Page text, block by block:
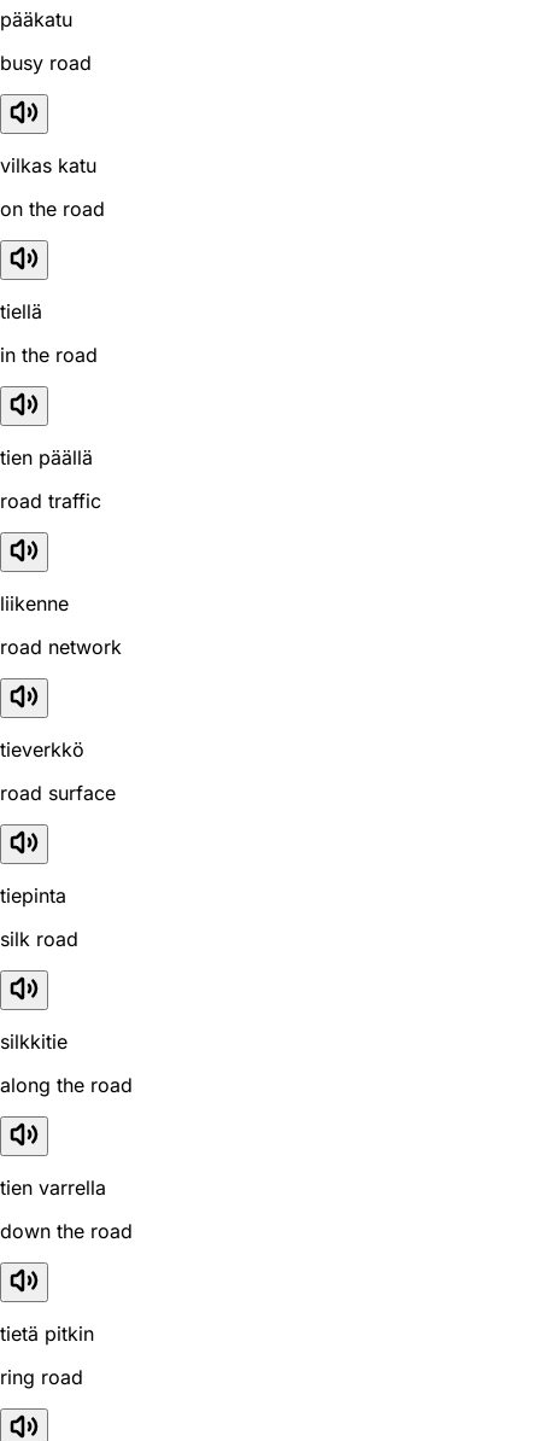
pääkatu
busy road
vilkas katu
on the road
tiellä
in the road
tien päällä
road traffic
liikenne
road network
tieverkkö
road surface
tiepinta
silk road
silkkitie
along the road
tien varrella
down the road
tietä pitkin
ring road